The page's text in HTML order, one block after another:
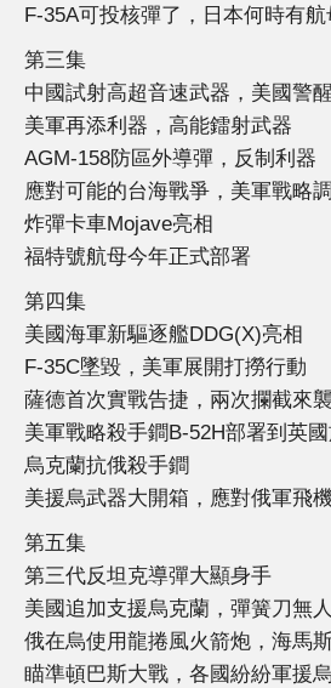
F-35A可投核彈了，日本何時有航
第三集
中國試射高超音速武器，美國警醒
美軍再添利器，高能鐳射武器
AGM-158防區外導彈，反制利器
應對可能的台海戰爭，美軍戰略
炸彈卡車Mojave亮相
福特號航母今年正式部署
第四集
美國海軍新驅逐艦DDG(X)亮相
F-35C墜毀，美軍展開打撈行動
薩德首次實戰告捷，兩次攔截來
美軍戰略殺手鐧B-52H部署到英
烏克蘭抗俄殺手鐧
美援烏武器大開箱，應對俄軍飛
第五集
第三代反坦克導彈大顯身手
美國追加支援烏克蘭，彈簧刀無
俄在烏使用龍捲風火箭炮，海馬
瞄準頓巴斯大戰，各國紛紛軍援